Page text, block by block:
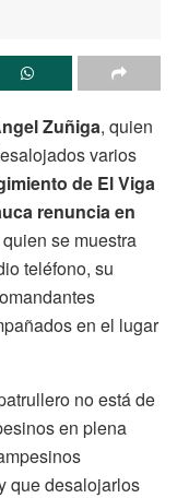
Zuñiga, quien
varios
de El Viga
renuncia en
se muestra
teléfono, su
en el lugar
no está de
en plena
que desalojarlos